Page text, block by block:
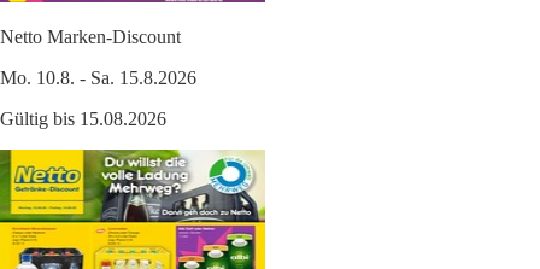
Netto Marken-Discount
Mo. 10.8. - Sa. 15.8.2026
Gültig bis 15.08.2026